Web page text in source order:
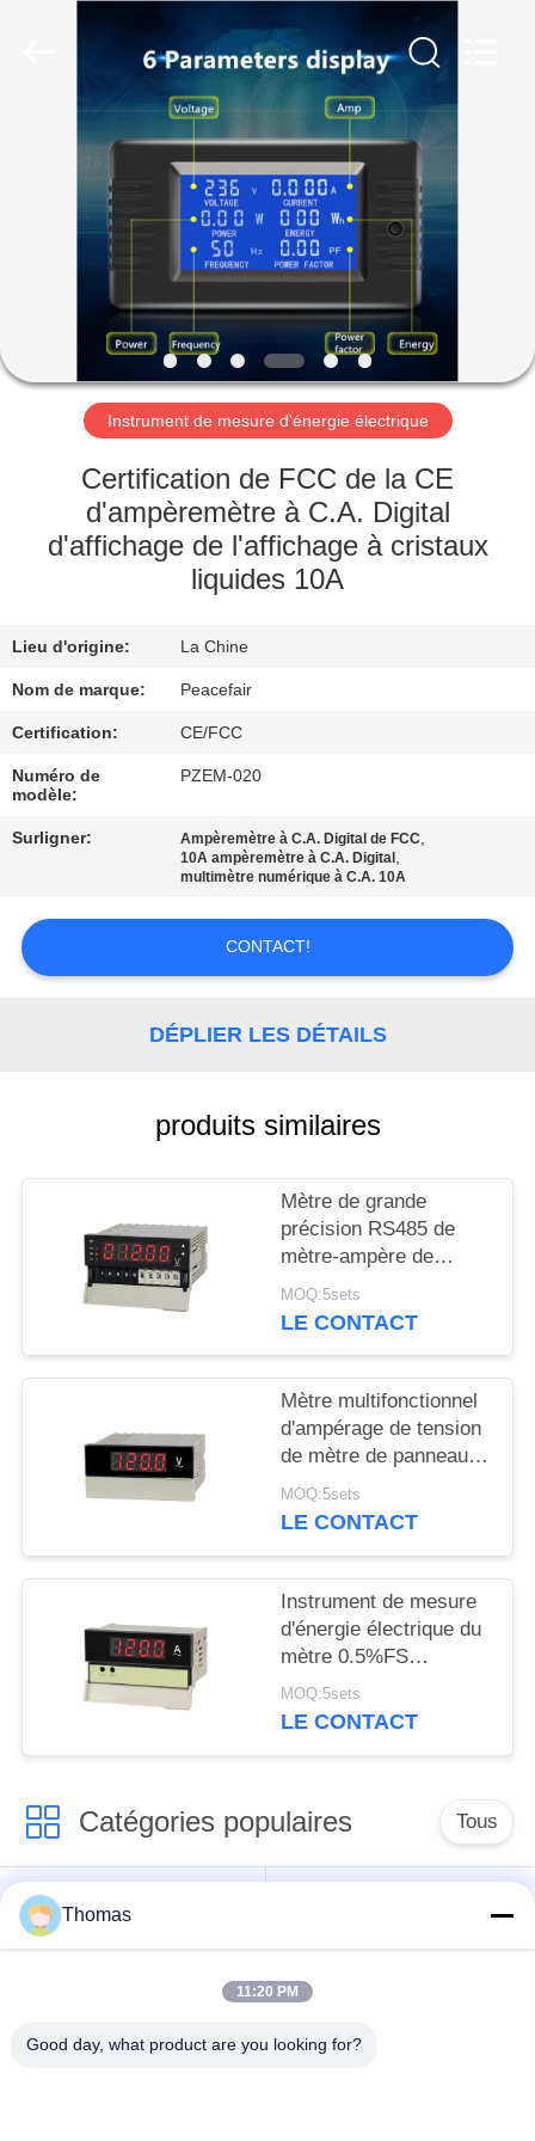
MAISON
PRODUITS
VIDÉOS
VR
SHOW
SUJET
VISITE
D'USINE
CONTRÔLE
DE
QUALITÉ
CONTACTEZ-
NOUS
NOUVELLES
PLAN
PRIVACY
POLICY
Instrument de mesure d'énergie électrique
Certification de FCC de la CE
d'ampèremètre à C.A. Digital
d'affichage de l'affichage à cristaux
liquides 10A
Lieu d'origine: La Chine
Nom de marque: Peacefair
Certification: CE/FCC
Numéro de
modèle:
PZEM-020
Surligner: Ampèremètre à C.A. Digital de FCC,
10A ampèremètre à C.A. Digital ,
multimètre numérique à C.A. 10A
CONTACT!
DÉPLIER LES DÉTAILS
produits similaires
Mètre de grande
précision RS485 de
mètre-ampère de
tension du mètre de
panneau DP4
MOQ:5sets
LE CONTACT
Mètre multifonctionnel
d'ampérage de tension
de mètre de panneau
de Digital de la série
DP3
MOQ:5sets
LE CONTACT
Instrument de mesure
d'énergie électrique du
mètre 0.5%FS
d'ampérage de tension
de mètre de panneau
MOQ:5sets
LE CONTACT
Catégories populaires Tous
thermostat ksd301
remise
remise manuelle
thermique
Thomas
11:20 PM
Good day, what product are you looking for?